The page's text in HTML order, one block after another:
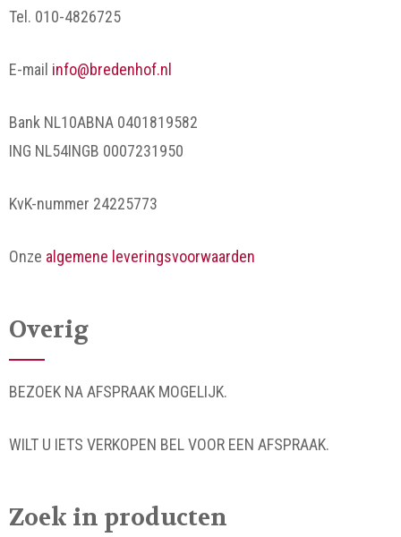
Tel. 010-4826725
E-mail info@bredenhof.nl
Bank NL10ABNA 0401819582
ING NL54INGB 0007231950
KvK-nummer 24225773
Onze algemene leveringsvoorwaarden
Overig
BEZOEK NA AFSPRAAK MOGELIJK.
WILT U IETS VERKOPEN BEL VOOR EEN AFSPRAAK.
Zoek in producten